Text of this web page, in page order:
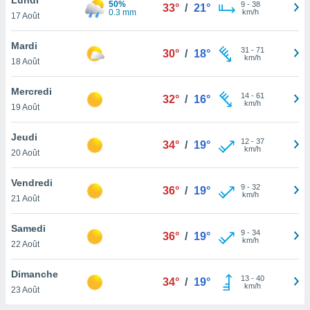
et
»,
au
vous
qu'ils
ou
le
ainsi
un
la
du
17 Août
50%
0.3 mm
33° / 21° 9- 38
km/h
Mardi
18 Août
30° / 18° 31 - 71
km/h
Mercredi
19 Août
32° / 16° 14- 61
km/h
Jeudi
20 Août
34° / 19° 12- 37
km/h
Vendredi
21 Août
36° / 19° 9- 32
km/h
Samedi
22 Août
36° / 19° 9- 34
km/h
Dimanche
23 Août
34° / 19° 13- 40
km/h